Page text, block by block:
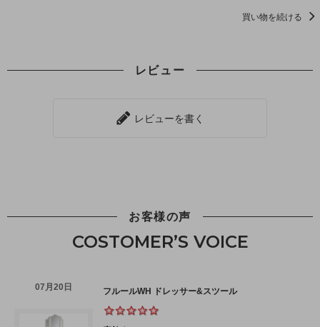
買い物を続ける
レビュー
レビューを書く
お客様の声
COSTOMER’S VOICE